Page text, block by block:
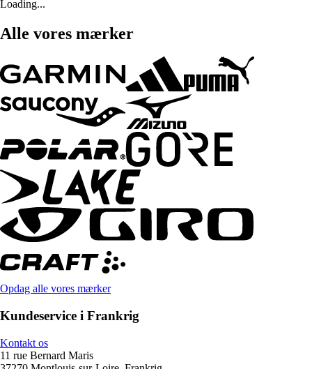
Loading...
Alle vores mærker
Opdag alle vores mærker
Kundeservice i Frankrig
Kontakt os
11 rue Bernard Maris